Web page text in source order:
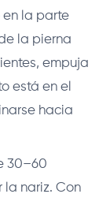
en la parte
la pierna
empuja
está en el
hacia
30–60
la nariz. Con